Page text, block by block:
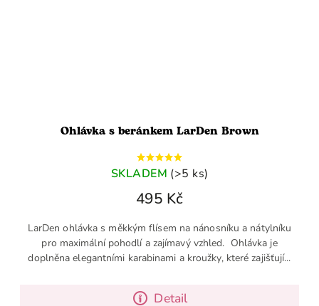
Ohlávka s beránkem LarDen Brown
SKLADEM (>5 ks)
495 Kč
Detail
LarDen ohlávka s měkkým flísem na nánosníku a nátylníku
pro maximální pohodlí a zajímavý vzhled. Ohlávka je
doplněna elegantními karabinami a kroužky, které zajišťují...